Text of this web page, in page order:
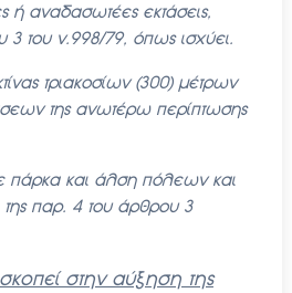
ή αναδασωτέες εκτάσεις,
του ν.998/79, όπως ισχύει.
τριακοσίων (300) μέτρων
της ανωτέρω περίπτωσης
πάρκα και άλση πόλεων και
της παρ. 4 του άρθρου 3
στην αύξηση της